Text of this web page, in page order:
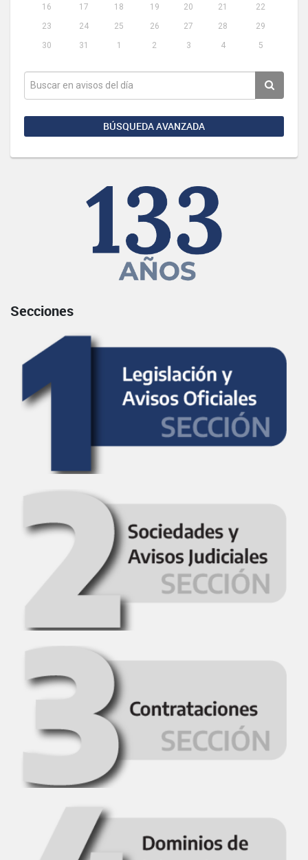
16
17 18 19 20 21
22
23
24 25 26 27 28
29
30
31 1 2 3 4 5
BÚSQUEDA AVANZADA
Secciones